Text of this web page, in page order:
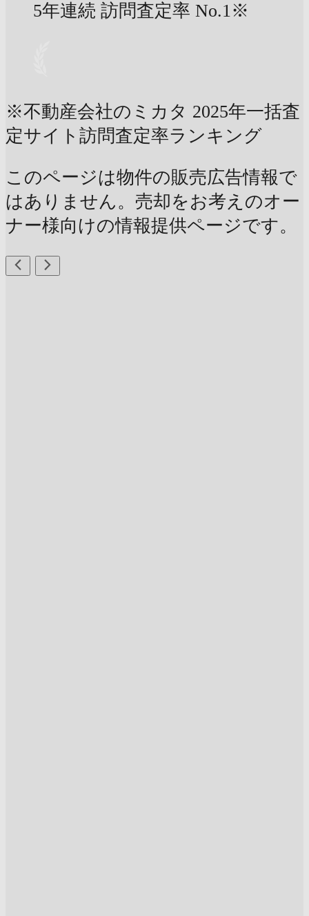
5年連続 訪問査定率 No.1※
※不動産会社のミカタ 2025年一括査
定サイト訪問査定率ランキング
このページは物件の販売広告情報で
はありません。売却をお考えのオー
ナー様向けの情報提供ページです。